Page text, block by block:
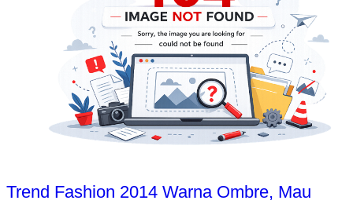
Trend Fashion 2014 Warna Ombre, Mau